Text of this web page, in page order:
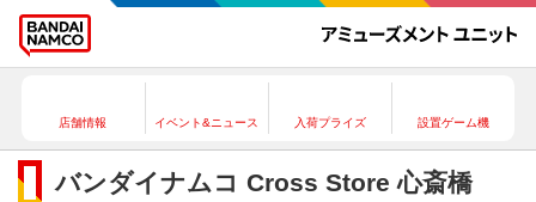
店舗情報 イベント&ニュース 入荷プライズ 設置ゲーム機
バンダイナムコ Cross Store 心斎橋